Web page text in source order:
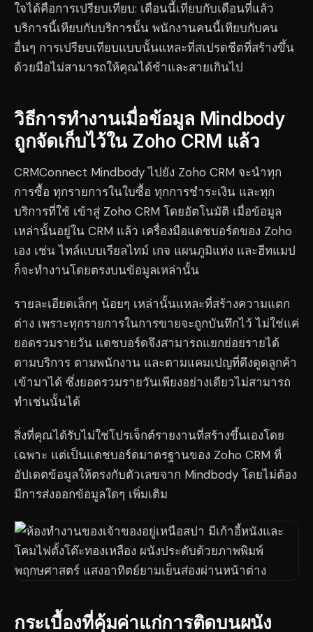
ใจได้คือการเปรียบเทียบ: เดือนนี้เทียบกับเดือนที่แล้ว
บริการนี้เทียบกับบริการนั้น พนักงานคนนี้เทียบกับคน
อื่นๆ การเปรียบเทียบแบบนั้นแหละที่สเปรดชีตที่สร้างขึ้น
ด้วยมือไม่สามารถให้คุณได้ช้าและสายเกินไป
วิธีการทำงานเมื่อข้อมูล Mindbody
ถูกจัดเก็บไว้ใน Zoho CRM แล้ว
CRMConnect Mindbody ไปยัง Zoho CRM จะนำทุก
การซื้อ ทุกรายการในใบซื้อ ทุกการชำระเงิน และทุก
บริการที่ใช้ เข้าสู่ Zoho CRM โดยอัตโนมัติ เมื่อข้อมูล
เหล่านั้นอยู่ใน CRM แล้ว เครื่องมือแดชบอร์ดของ Zoho
เอง เช่น ไทล์แบบเรียลไทม์ เกจ แผนภูมิแท่ง และฮีทแมป
ก็จะทำงานโดยตรงบนข้อมูลเหล่านั้น
รายละเอียดเล็กๆ น้อยๆ เหล่านั้นแหละที่สร้างความแตก
ต่าง เพราะทุกรายการในการขายจะถูกบันทึกไว้ ไม่ใช่แค่
ยอดรวมรายวัน แดชบอร์ดจึงสามารถแยกย่อยรายได้
ตามบริการ ตามพนักงาน และตามแคมเปญที่ดึงดูดลูกค้า
เข้ามาได้ ซึ่งยอดรวมรายวันเพียงอย่างเดียวไม่สามารถ
ทำเช่นนั้นได้
สิ่งที่คุณได้รับไม่ใช่โปรเจ็กต์รายงานที่สร้างขึ้นเองโดย
เฉพาะ แต่เป็นแดชบอร์ดมาตรฐานของ Zoho CRM ที่
อัปเดตข้อมูลให้ตรงกับตัวเลขจาก Mindbody โดยไม่ต้อง
มีการส่งออกข้อมูลใดๆ เพิ่มเติม
กระเบื้องที่คุ้มค่าแก่การติดบนผนัง